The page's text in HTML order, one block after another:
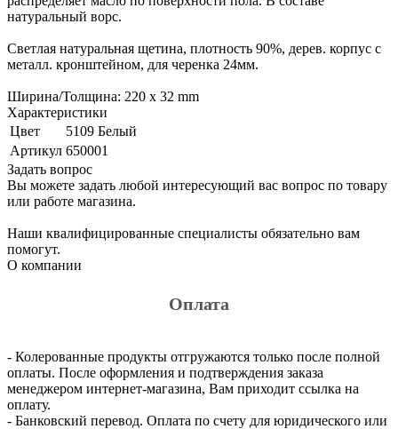
натуральный ворс.
Светлая натуральная щетина, плотность 90%, дерев. корпус с
металл. кронштейном, для черенка 24мм.
Ширина/Толщина: 220 x 32 mm
Характеристики
Цвет
5109 Белый
Артикул 650001
Задать вопрос
Вы можете задать любой интересующий вас вопрос по товару
или работе магазина.
Наши квалифицированные специалисты обязательно вам
помогут.
О компании
Оплата
- Колерованные продукты отгружаются только после полной
оплаты. После оформления и подтверждения заказа
менеджером интернет-магазина, Вам приходит ссылка на
оплату.
- Банковский перевод. Оплата по счету для юридического или